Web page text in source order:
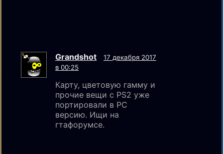
Grandshot
17 декабря 2017
в 00:25
Карту, цветовую гамму и
прочие вещи с PS2 уже
портировали в PC
версию. Ищи на
гтафорумсе.